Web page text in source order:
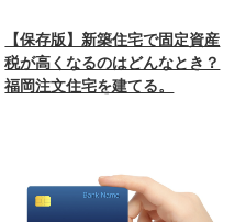
【保存版】新築住宅で固定資産
税が高くなるのはどんなとき？
福岡注文住宅を建てる。